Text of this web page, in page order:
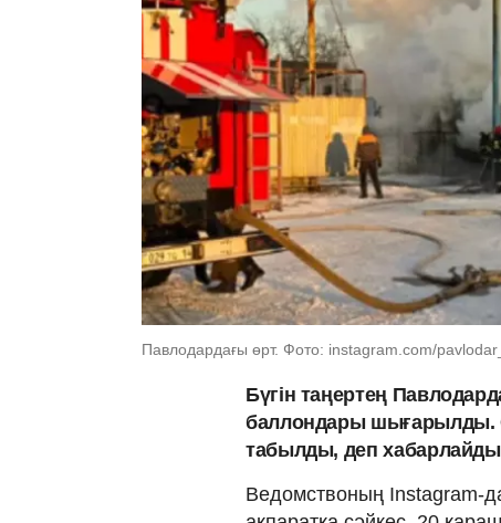
Павлодардағы өрт. Фото: instagram.com/
Бүгін таңертең
баллондары шығарылды.
табылды, деп
Ведомствоның Instagram-